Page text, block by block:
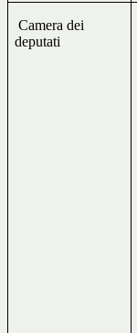
Camera dei
deputati